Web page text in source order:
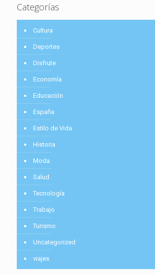
Categorías
Cultura
Deportes
Disfrute
Economía
Educación
España
Estilo de Vida
Historia
Moda
Salud
Tecnología
Trabajo
Turismo
Uncategorized
viajes